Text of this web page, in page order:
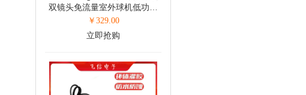
双镜头免流量室外球机低功耗
免布线4G太阳能6寸臻全彩球
机(400万+400万)
￥ 329.00
立即抢购